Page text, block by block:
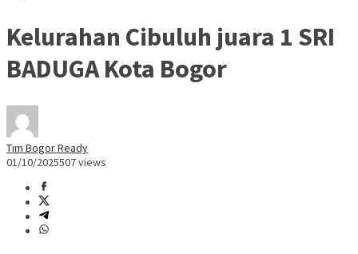
Kelurahan Cibuluh juara 1 SRI
BADUGA Kota Bogor
Tim Bogor Ready
01/10/2025507 views